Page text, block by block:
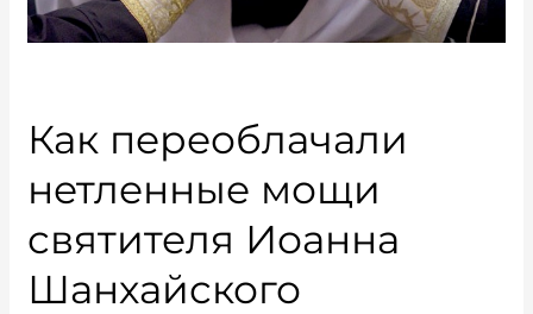
Как переоблачали
нетленные мощи
святителя Иоанна
Шанхайского